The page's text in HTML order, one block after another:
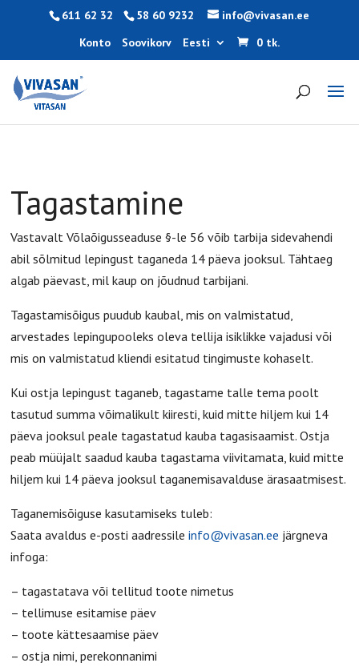
611 62 32 58 60 9232
info@vivasan.ee
Konto
Soovikorv Eesti 0 tk.
Tagastamine
Vastavalt Võlaõigusseaduse §-le 56 võib tarbija sidevahendi
abil sõlmitud lepingust taganeda 14 päeva jooksul. Tähtaeg
algab päevast, mil kaup on jõudnud tarbijani.
Tagastamisõigus puudub kaubal, mis on valmistatud,
arvestades lepingupooleks oleva tellija isiklikke vajadusi või
mis on valmistatud kliendi esitatud tingimuste kohaselt.
Kui ostja lepingust taganeb, tagastame talle tema poolt
tasutud summa võimalikult kiiresti, kuid mitte hiljem kui 14
päeva jooksul peale tagastatud kauba tagasisaamist. Ostja
peab müüjalt saadud kauba tagastama viivitamata, kuid mitte
hiljem kui 14 päeva jooksul taganemisavalduse ärasaatmisest.
Taganemisõiguse kasutamiseks tuleb:
Saata avaldus e-posti aadressileinfo@vivasan.ee järgneva
infoga:
– tagastatava või tellitud toote nimetus
– tellimuse esitamise päev
– toote kättesaamise päev
– ostja nimi, perekonnanimi